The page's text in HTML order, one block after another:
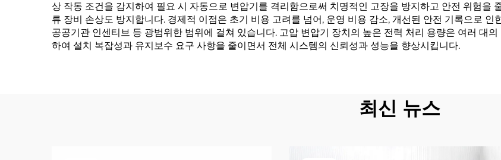
상 작동 조건을 감지하여 필요 시 자동으로 변압기를 격리함으로써 치명적인 고장을 방지하고 안전 위험을
류 장비 손상도 방지합니다. 경제적 이점은 초기 비용 고려를 넘어, 운영 비용 감소, 개선된 안전 기록으로
공공기관 인센티브 등 광범위한 범위에 걸쳐 있습니다. 고압 변압기 장치의 높은 전력 처리 용량은 여러 대
하여 설치 복잡성과 유지보수 요구 사항을 줄이면서 전체 시스템의 신뢰성과 성능을 향상시킵니다.
최신 뉴스